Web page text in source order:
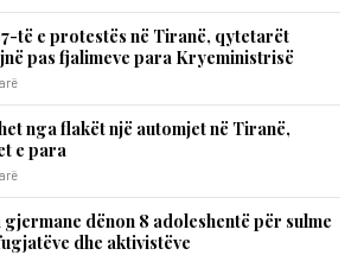
të e protestës në Tiranë, qytetarët
pas fjalimeve para Kryeministrisë
nga flakët një automjet në Tiranë,
e para
gjermane dënon 8 adoleshentë për sulme
dhe aktivistëve